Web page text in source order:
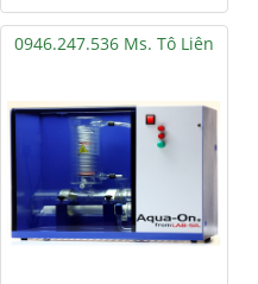
0946.247.536 Ms. Tô Liên